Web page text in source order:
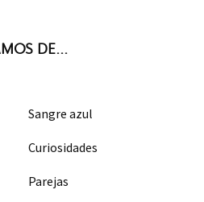
DE...
Sangre azul
Curiosidades
Parejas